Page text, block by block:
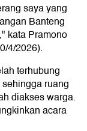
saya yang
Banteng
kata Pramono
4/2026).
terhubung
ruang
diakses warga.
acara